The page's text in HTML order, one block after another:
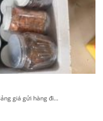
giá gửi hàng đi...